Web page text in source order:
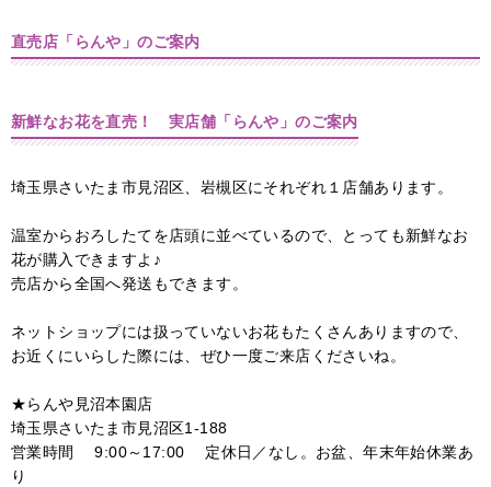
直売店「らんや」のご案内
新鮮なお花を直売！ 実店舗「らんや」のご案内
埼玉県さいたま市見沼区、岩槻区にそれぞれ１店舗あります。
温室からおろしたてを店頭に並べているので、とっても新鮮なお
花が購入できますよ♪
売店から全国へ発送もできます。
ネットショップには扱っていないお花もたくさんありますので、
お近くにいらした際には、ぜひ一度ご来店くださいね。
★らんや見沼本園店
埼玉県さいたま市見沼区1-188
営業時間 9:00～17:00 定休日／なし。お盆、年末年始休業あ
り